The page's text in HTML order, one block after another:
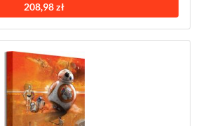
208,98 zł